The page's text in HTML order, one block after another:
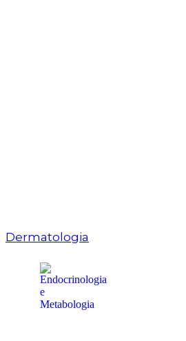
Dermatologia